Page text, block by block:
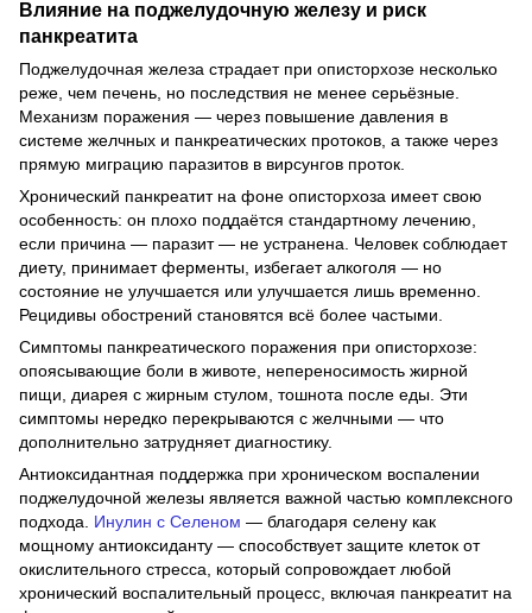
Влияние на поджелудочную железу и риск
панкреатита
Поджелудочная железа страдает при описторхозе несколько
реже, чем печень, но последствия не менее серьёзные.
Механизм поражения — через повышение давления в
системе желчных и панкреатических протоков, а также через
прямую миграцию паразитов в вирсунгов проток.
Хронический панкреатит на фоне описторхоза имеет свою
особенность: он плохо поддаётся стандартному лечению,
если причина — паразит — не устранена. Человек соблюдает
диету, принимает ферменты, избегает алкоголя — но
состояние не улучшается или улучшается лишь временно.
Рецидивы обострений становятся всё более частыми.
Симптомы панкреатического поражения при описторхозе:
опоясывающие боли в животе, непереносимость жирной
пищи, диарея с жирным стулом, тошнота после еды. Эти
симптомы нередко перекрываются с желчными — что
дополнительно затрудняет диагностику.
Антиоксидантная поддержка при хроническом воспалении
поджелудочной железы является важной частью комплексного
подхода. Инулин с Селеном — благодаря селену как
мощному антиоксиданту — способствует защите клеток от
окислительного стресса, который сопровождает любой
хронический воспалительный процесс, включая панкреатит на